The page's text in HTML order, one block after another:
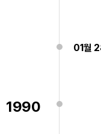
01월
1990